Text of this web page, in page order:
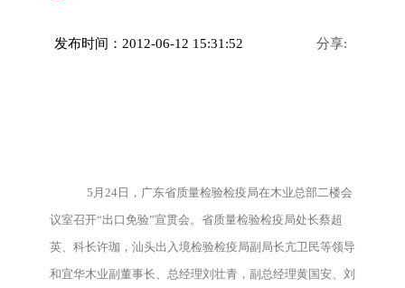
发布时间：2012-06-12 15:31:52 分享:
5月24日，广东省质量检验检疫局在木业总部二楼会
议室召开“出口免验”宣贯会。省质量检验检疫局处长蔡超
英、科长许珈，汕头出入境检验检疫局副局长亢卫民等领导
和宜华木业副董事长、总经理刘壮青，副总经理黄国安、刘